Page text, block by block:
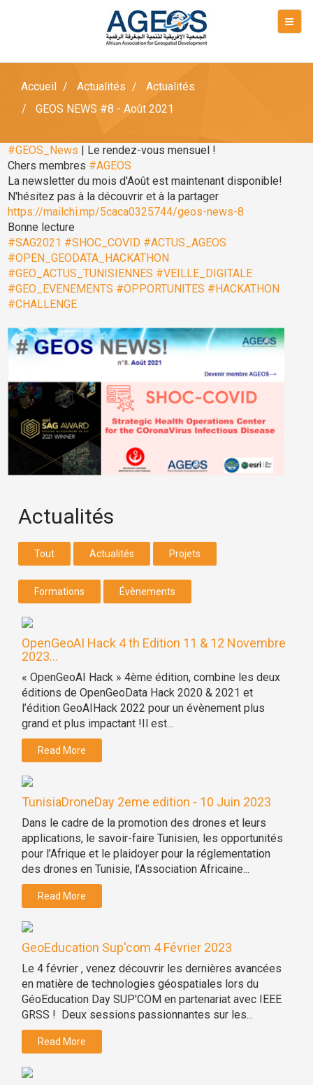
Accueil Actualités
Actualités
GEOS NEWS #8 - Août 2021
#GEOS_News | Le rendez-vous mensuel !
Chers membres #AGEOS
La newsletter du mois d'Août est maintenant disponible!
N'hésitez pas à la découvrir et à la partager
https://mailchi.mp/5caca0325744/geos-news-8
Bonne lecture
#SAG2021 #SHOC_COVID #ACTUS_AGEOS
#OPEN_GEODATA_HACKATHON
#GEO_ACTUS_TUNISIENNES #VEILLE_DIGITALE
#GEO_EVENEMENTS #OPPORTUNITES #HACKATHON
#CHALLENGE
Actualités
Tout Actualités Projets
Formations Évènements
OpenGeoAI Hack 4 th Edition 11 & 12 Novembre
2023...
« OpenGeoAI Hack » 4ème édition, combine les deux
éditions de OpenGeoData Hack 2020 & 2021 et
l’édition GeoAIHack 2022 pour un évènement plus
grand et plus impactant !Il est...
Read More
TunisiaDroneDay 2eme edition - 10 Juin 2023
Dans le cadre de la promotion des drones et leurs
applications, le savoir-faire Tunisien, les opportunités
pour l’Afrique et le plaidoyer pour la réglementation
des drones en Tunisie, l’Association Africaine...
Read More
GeoEducation Sup'com 4 Février 2023
Le 4 février , venez découvrir les dernières avancées
en matière de technologies géospatiales lors du
GéoEducation Day SUP'COM en partenariat avec IEEE
GRSS ! Deux sessions passionnantes sur les...
Read More